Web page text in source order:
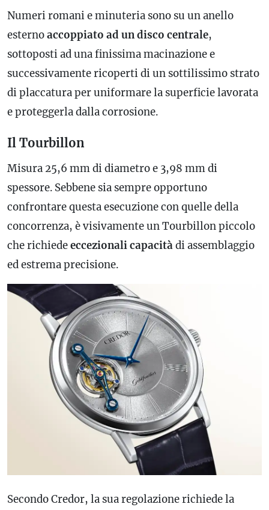
Numeri romani e minuteria sono su un anello
esternoaccoppiato ad un disco centrale,
sottoposti ad una finissima macinazione e
successivamente ricoperti di un sottilissimo strato
di placcatura per uniformare la superficie lavorata
e proteggerla dalla corrosione.
Il Tourbillon
Misura 25,6 mm di diametro e 3,98 mm di
spessore. Sebbene sia sempre opportuno
confrontare questa esecuzione con quelle della
concorrenza, è visivamente un Tourbillon piccolo
che richiedeeccezionali capacitàdi assemblaggio
ed estrema precisione.
Secondo Credor, la sua regolazione richiede la